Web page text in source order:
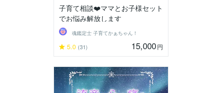
子育て相談❤️ママとお子様セット
でお悩み解放します
魂鑑定士 子育てかぁちゃん！
5.0 (31) 15,000円